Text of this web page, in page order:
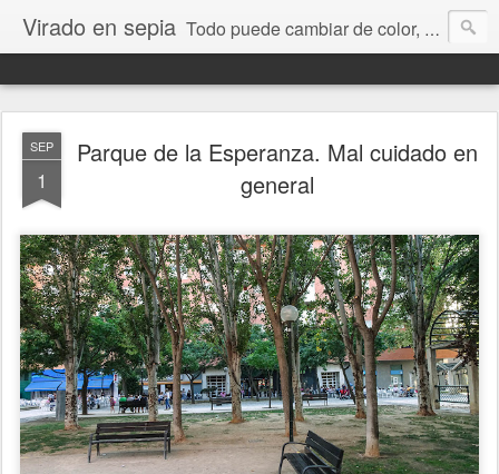
Virado en sepia Todo puede cambiar de color, depende de nosotros y de nuestra capacidad para aprender a mirar. Hablamos de sociedad, economía, empresa, política, RRHH, formación. De Historia reciente, de educación y de temas sociales.
SEP
1
Parque de la Esperanza. Mal cuidado en
general